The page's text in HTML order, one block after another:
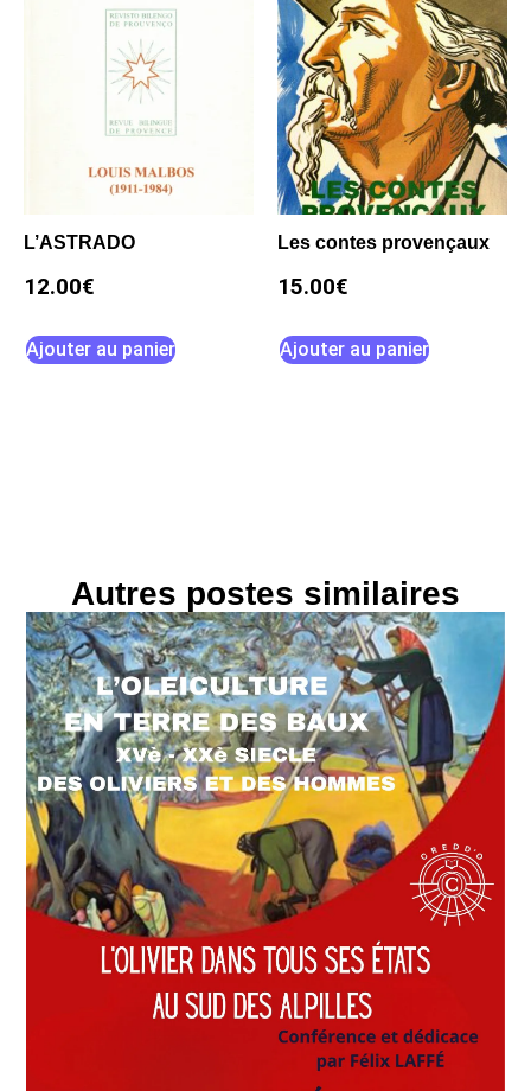
L’ASTRADO
12.00€
Ajouter au panier
Les contes provençaux
15.00€
Ajouter au panier
Autres postes similaires